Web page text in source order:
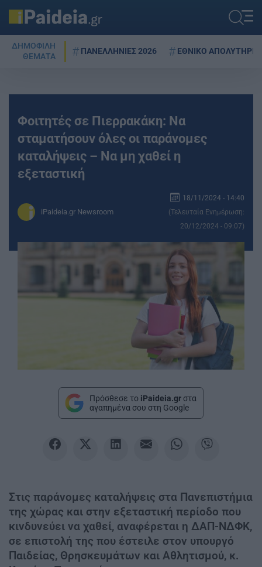
ΔΗΜΟΦΙΛΗ
ΘΕΜΑΤΑ
ΠΑΝΕΛΛΗΝΙΕΣ 2026 ΕΘΝΙΚΟ ΑΠΟΛΥΤΗΡΙΟ
Φοιτητές σε Πιερρακάκη: Να
σταματήσουν όλες οι παράνομες
καταλήψεις – Να μη χαθεί η
εξεταστική
iPaideia.gr Newsroom
18/11/2024 - 14:40
(Τελευταία Ενημέρωση:
20/12/2024 - 09:07)
Πρόσθεσε το iPaideia.gr στα
αγαπημένα σου στη Google
Στις παράνομες καταλήψεις στα Πανεπιστήμια
της χώρας και στην εξεταστική περίοδο που
κινδυνεύει να χαθεί, αναφέρεται η ΔΑΠ-ΝΔΦΚ,
σε επιστολή της που έστειλε στον υπουργό
Παιδείας, Θρησκευμάτων και Αθλητισμού, κ.